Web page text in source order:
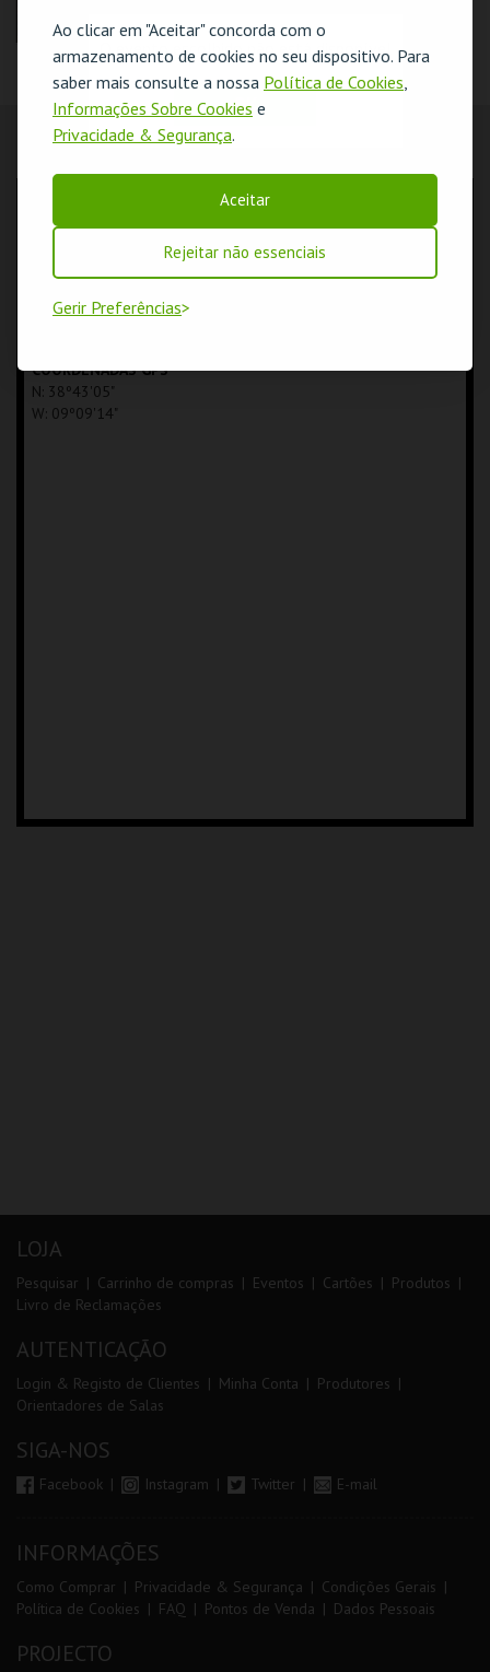
Ao clicar em "Aceitar" concorda com o
armazenamento de cookies no seu dispositivo. Para
saber mais consulte a nossa Política de Cookies,
Informações Sobre Cookies e
Privacidade & Segurança.
Aceitar
Rejeitar não essenciais
Gerir Preferências
CLEO DIÁRA
PLEASE, LOVE ME!
TBA - TEATRO
BAIRRO ALTO
CARMINDA SOARES
& MARIA R. SOARES
BRIGHT HORSES
COMPRAR
Teatro do Bairro Alto Rua Tenente Raúl Cascais 1A
TRANSPORTES PÚBLICOS
Metro Rato
Bus 706, 720, 727, 738, 758, 773
COORDENADAS GPS
N: 38º43'05"
W: 09º09'14"
LOJA
Pesquisar Carrinho de compras Eventos Cartões
Produtos
Livro de Reclamações
AUTENTICAÇÃO
Login & Registo de Clientes Minha Conta
Produtores
Orientadores de Salas
SIGA-NOS
Facebook Instagram Twitter E-mail
INFORMAÇÕES
Como Comprar Privacidade & Segurança
Condições Gerais
Política de Cookies
FAQ Pontos de Venda Dados Pessoais
PROJECTO
O evento escolhido não está disponível
OK